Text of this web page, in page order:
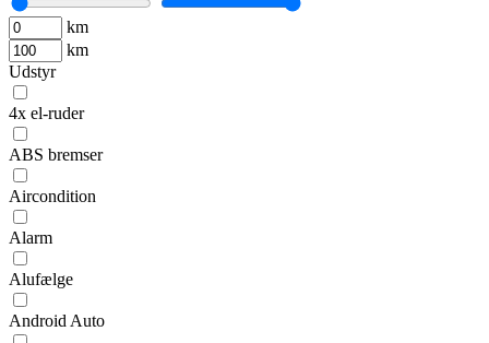
km
km
Udstyr
4x el-ruder
ABS bremser
Aircondition
Alarm
Alufælge
Android Auto